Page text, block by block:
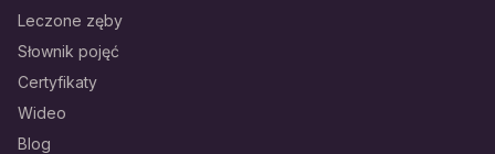
Leczone zęby
Słownik pojęć
Certyfikaty
Wideo
Blog